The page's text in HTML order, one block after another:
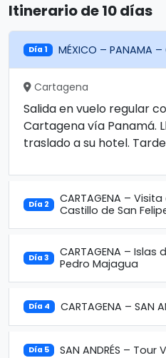
Itinerario de 10 días
Día 1 MÉXICO – PANAMA –
Cartagena
Salida en vuelo regular
Cartagena vía Panamá.
traslado a su hotel.
Día 2
CARTAGENA –
Castillo de San
Día 3
CARTAGENA – Islas
Pedro Majagua
Día 4 CARTAGENA – SAN
Día 5 SAN ANDRÉS –